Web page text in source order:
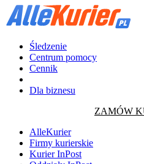
Śledzenie
Centrum pomocy
Cennik
Dla biznesu
ZAMÓW
AlleKurier
Firmy kurierskie
Kurier InPost